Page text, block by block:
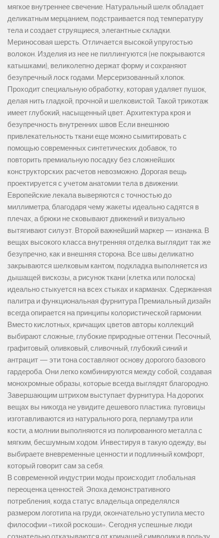
мягкое внутреннее свечение. Натуральный шелк обладает
деликатным мерцанием, подстраивается под температуру
тела и создает струящиеся, элегантные складки.
Мериносовая шерсть. Отличается высокой упругостью
волокон. Изделия из нее не пиллингуются (не покрываются
катышками), великолепно держат форму и сохраняют
безупречный лоск годами. Мерсеризованный хлопок.
Проходит специальную обработку, которая удаляет пушок,
делая нить гладкой, прочной и шелковистой. Такой трикотаж
имеет глубокий, насыщенный цвет. Архитектура кроя и
безупречность внутренних швов Если внешнюю
привлекательность ткани еще можно сымитировать с
помощью современных синтетических добавок, то
повторить премиальную посадку без сложнейших
конструкторских расчетов невозможно. Дорогая вещь
проектируется с учетом анатомии тела в движении.
Европейские лекала выверяются с точностью до
миллиметра, благодаря чему жакеты идеально садятся в
плечах, а брюки не сковывают движений и визуально
вытягивают силуэт. Второй важнейший маркер — изнанка. В
вещах высокого класса внутренняя отделка выглядит так же
безупречно, как и внешняя сторона. Все швы деликатно
закрываются шелковым кантом, подкладка выполняется из
дышащей вискозы, а рисунок ткани (клетка или полоска)
идеально стыкуется на всех стыках и карманах. Сдержанная
палитра и функциональная фурнитура Премиальный дизайн
всегда опирается на принципы колористической гармонии.
Вместо кислотных, кричащих цветов авторы коллекций
выбирают сложные, глубокие природные оттенки. Песочный,
графитовый, оливковый, сливочный, глубокий синий и
антрацит — эти тона составляют основу дорогого базового
гардероба. Они легко комбинируются между собой, создавая
монохромные образы, которые всегда выглядят благородно.
Завершающим штрихом выступает фурнитура. На дорогих
вещах вы никогда не увидите дешевого пластика: пуговицы
изготавливаются из натурального рога, перламутра или
кости, а молнии выполняются из полированного металла с
мягким, бесшумным ходом. Инвестируя в такую одежду, вы
выбираете вневременные ценности и подлинный комфорт,
который говорит сам за себя.
В современной индустрии моды происходит глобальная
переоценка ценностей. Эпоха демонстративного
потребления, когда статус владельца определялся
размером логотипа на груди, окончательно уступила место
философии «тихой роскоши». Сегодня успешные люди